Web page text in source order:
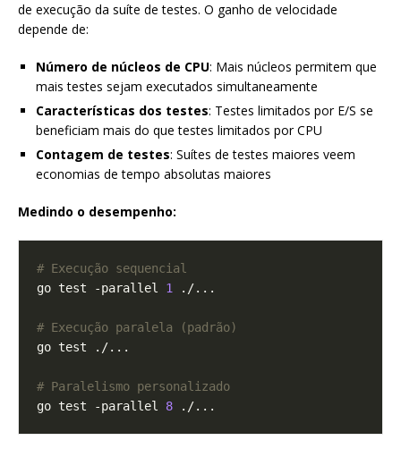
de execução da suíte de testes. O ganho de velocidade
depende de:
Número de núcleos de CPU: Mais núcleos permitem que
mais testes sejam executados simultaneamente
Características dos testes: Testes limitados por E/S se
beneficiam mais do que testes limitados por CPU
Contagem de testes: Suítes de testes maiores veem
economias de tempo absolutas maiores
Medindo o desempenho:
# Execução sequencial
go test -parallel 1
# Execução paralela (padrão)
# Paralelismo personalizado
go test -parallel 8